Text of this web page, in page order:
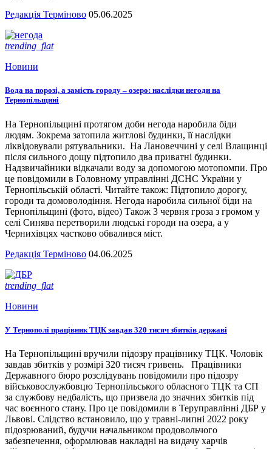
Редакція Терміново 05.06.2025
trending_flat
Новини
Вода на порозі, а замість городу – озеро: наслідки негоди на
Тернопільщині
На Тернопільщині протягом доби негода наробила біди
людям. Зокрема затопила житлові будинки, її наслідки
ліквідовували рятувальники. На Лановеччині у селі Влащинці
після сильного дощу підтопило два приватні будинки.
Надзвичайники відкачали воду за допомогою мотопомпи. Про
це повідомили в Головному управлінні ДСНС України у
Тернопільській області. Читайте також: Підтопило дорогу,
городи та домоволодіння. Негода наробила сильної біди на
Тернопільщині (фото, відео) Також 3 червня гроза з громом у
селі Синява перетворили людські городи на озера, а у
Чернихівцях частково обвалився міст.
Редакція Терміново 04.06.2025
trending_flat
Новини
У Тернополі працівник ТЦК завдав 320 тисяч збитків державі
На Тернопільщині вручили підозру працівнику ТЦК. Чоловік
завдав збитків у розмірі 320 тисяч гривень. Працівники
Державного бюро розслідувань повідомили про підозру
військовослужбовцю Тернопільського обласного ТЦК та СП
за службову недбалість, що призвела до значних збитків під
час воєнного стану. Про це повідомили в Теруправлінні ДБР у
Львові. Слідство встановило, що у травні-липні 2022 року
підозрюваний, будучи начальником продовольчого
забезпечення, оформлював накладні на видачу харчів